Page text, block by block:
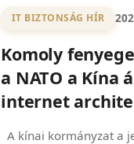
IT BIZTONSÁG HÍR
Komoly
a NATO a Kína
internet
A kínai kormányzat a